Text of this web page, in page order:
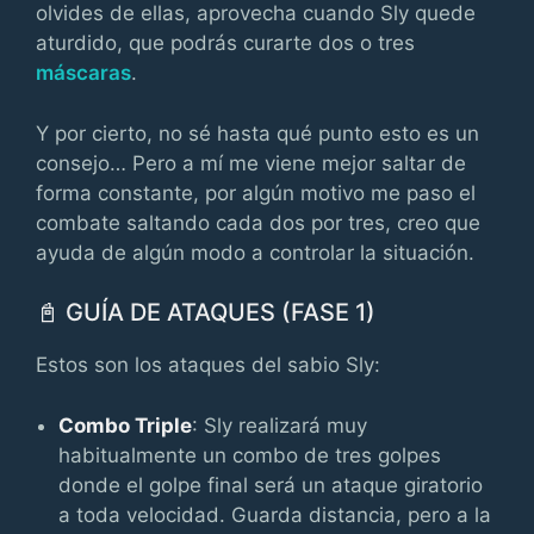
olvides de ellas, aprovecha cuando Sly quede
aturdido, que podrás curarte dos o tres
máscaras.
Y por cierto, no sé hasta qué punto esto es un
consejo… Pero a mí me viene mejor saltar de
forma constante, por algún motivo me paso el
combate saltando cada dos por tres, creo que
ayuda de algún modo a controlar la situación.
📓 GUÍA DE ATAQUES (FASE 1)
Estos son los ataques del sabio Sly:
Combo Triple: Sly realizará muy
habitualmente un combo de tres golpes
donde el golpe final será un ataque giratorio
a toda velocidad. Guarda distancia, pero a la